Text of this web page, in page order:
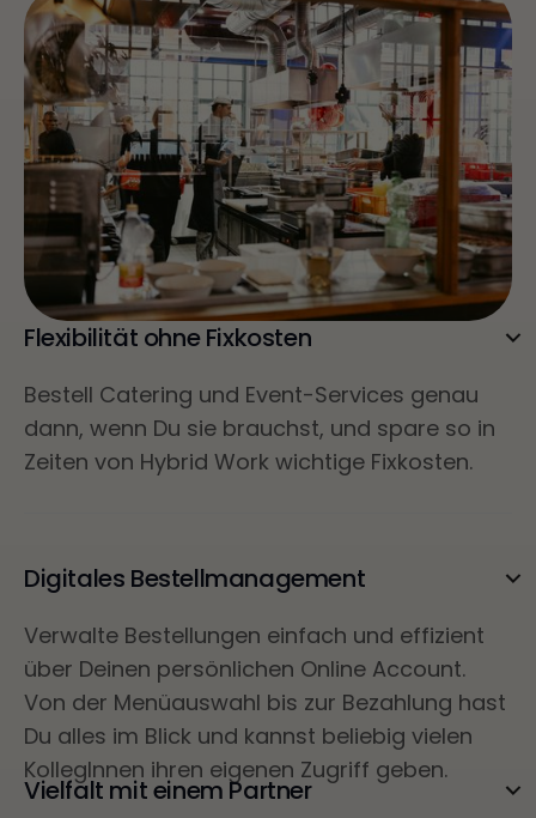
Flexibilität ohne Fixkosten
Bestell Catering und Event-Services genau
dann, wenn Du sie brauchst, und spare so in
Zeiten von Hybrid Work wichtige Fixkosten.
Digitales Bestellmanagement
Verwalte Bestellungen einfach und effizient
über Deinen persönlichen Online Account.
Von der Menüauswahl bis zur Bezahlung hast
Du alles im Blick und kannst beliebig vielen
KollegInnen ihren eigenen Zugriff geben.
Vielfalt mit einem Partner